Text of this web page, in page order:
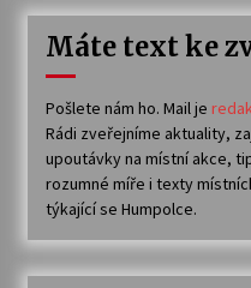
Máte text ke
Pošlete nám ho. Mail je
Rádi zveřejníme aktuality,
upoutávky na místní akce,
rozumné míře i texty
týkající se Humpolce.